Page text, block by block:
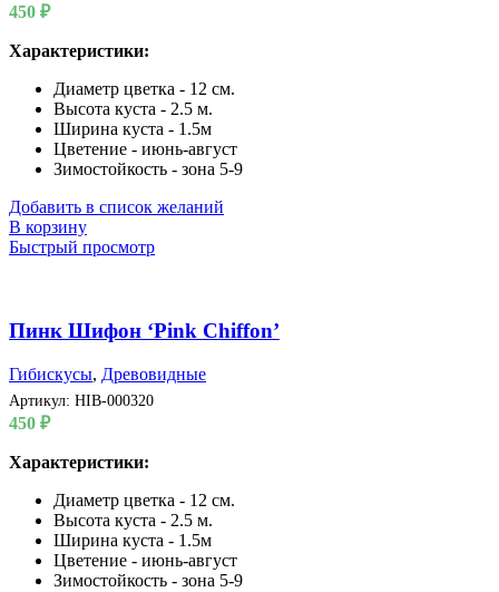
450 ₽
Характеристики:
Диаметр цветка - 12 см.
Высота куста - 2.5 м.
Ширина куста - 1.5м
Цветение - июнь-август
Зимостойкость - зона 5-9
Добавить в список желаний
В корзину
Быстрый просмотр
Пинк Шифон ‘Pink Chiffon’
Гибискусы, Древовидные
Артикул: HIB-000320
450 ₽
Характеристики:
Диаметр цветка - 12 см.
Высота куста - 2.5 м.
Ширина куста - 1.5м
Цветение - июнь-август
Зимостойкость - зона 5-9